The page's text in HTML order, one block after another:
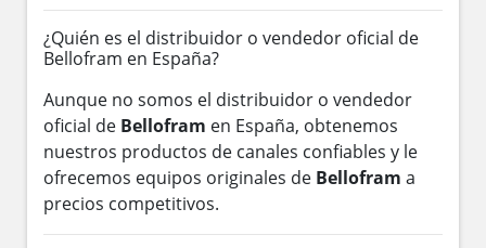
¿Quién es el distribuidor o vendedor oficial de
Bellofram en España?
Aunque no somos el distribuidor o vendedor
oficial de Bellofram en España, obtenemos
nuestros productos de canales confiables y le
ofrecemos equipos originales de Bellofram a
precios competitivos.